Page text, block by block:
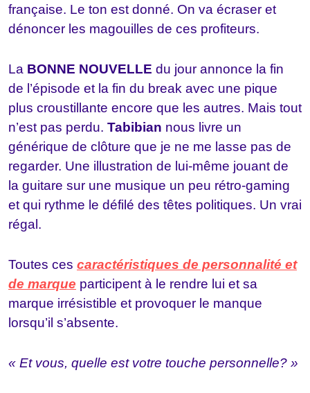
française. Le ton est donné. On va écraser et
dénoncer les magouilles de ces profiteurs.
La BONNE NOUVELLE du jour annonce la fin
de l’épisode et la fin du break avec une pique
plus croustillante encore que les autres. Mais tout
n’est pas perdu. Tabibian nous livre un
générique de clôture que je ne me lasse pas de
regarder. Une illustration de lui-même jouant de
la guitare sur une musique un peu rétro-gaming
et qui rythme le défilé des têtes politiques. Un vrai
régal.
Toutes ces caractéristiques de personnalité et
de marque participent à le rendre lui et sa
marque irrésistible et provoquer le manque
lorsqu’il s’absente.
« Et vous, quelle est votre touche personnelle? »